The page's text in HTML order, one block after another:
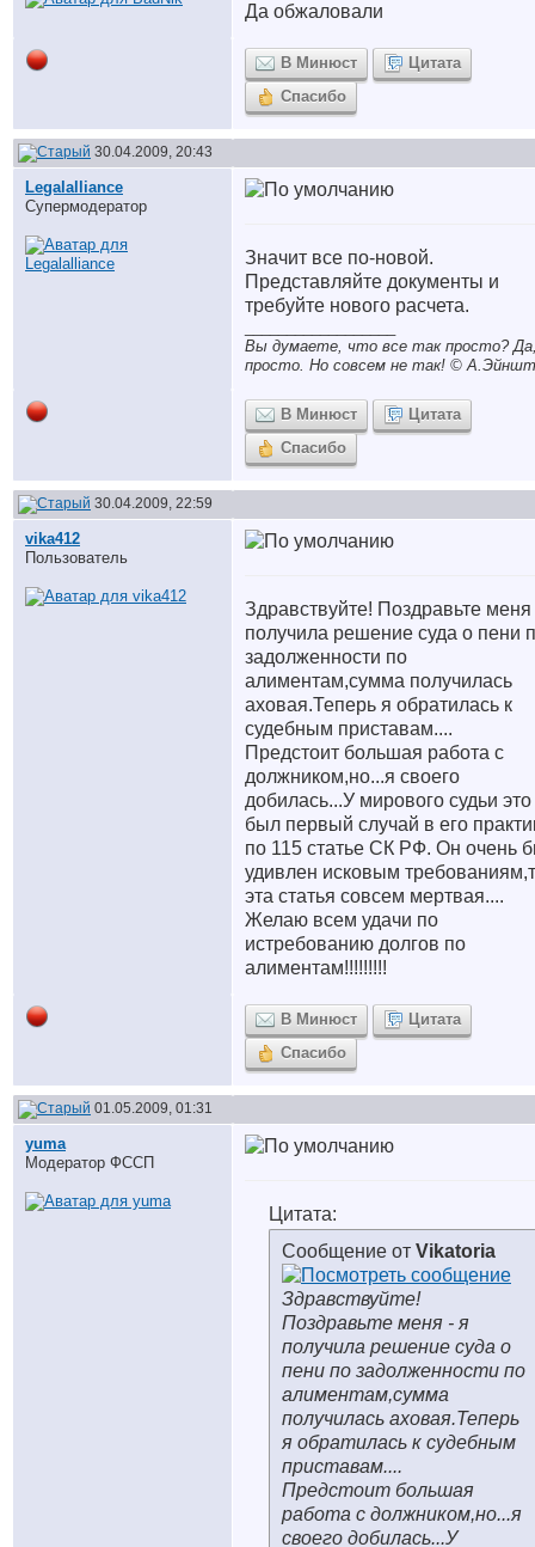
Да обжаловали
В Минюст
Цитата
Спасибо
30.04.2009, 20:43
Legalalliance
Супермодератор
Значит все по-новой.
Представляйте документы и
требуйте нового расчета.
Вы думаете, что все так просто?
просто. Но совсем не так! ©
В Минюст
Цитата
Спасибо
30.04.2009, 22:59
vika412
Пользователь
Здравствуйте! Поздравьте меня
получила решение суда о пени
задолженности по
алиментам,сумма получилась
аховая.Теперь я обратилась к
судебным приставам....
Предстоит большая работа с
должником,но...я своего
добилась...У мирового судьи это
был первый случай в его
по 115 статье СК РФ. Он очень
удивлен исковым
эта статья совсем мертвая....
Желаю всем удачи по
истребованию долгов по
алиментам!!!!!!!!!
В Минюст
Цитата
Спасибо
01.05.2009, 01:31
yuma
Модератор ФССП
Цитата:
Сообщение от Vikatoria
Здравствуйте!
Поздравьте меня - я
получила решение суда о
пени по задолженности по
алиментам,сумма
получилась аховая.Теперь
я обратилась к судебным
приставам....
Предстоит большая
работа с должником,но...я
своего добилась...У